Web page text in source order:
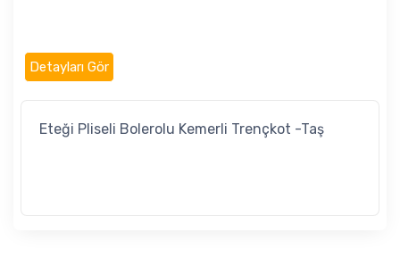
Detayları Gör
Eteği Pliseli Bolerolu Kemerli Trençkot -Taş